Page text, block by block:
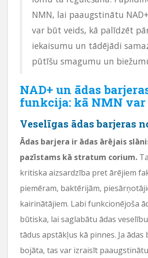
NMN, lai paaugstinātu
var būt veids, kā palīdzēt
iekaisumu un tādējādi
pūtīšu smagumu un
NAD+ un ādas
funkcija: kā NMN
Veselīgas ādas barjeras
Ādas barjera ir ādas ārējais
pazīstams kā stratum corium.
kritiska aizsardzība pret ārējiem
piemēram, baktērijām,
kairinātājiem. Labi funkcionējoša
būtiska, lai saglabātu ādas
tādus apstākļus kā pinnes. Ja ādas
bojāta, tas var izraisīt